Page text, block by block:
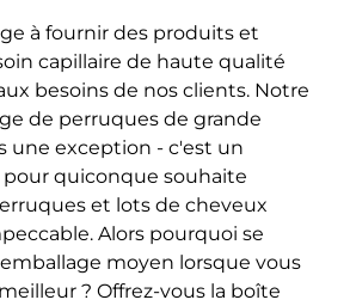
à fournir des produits et
capillaire de haute qualité
besoins de nos clients. Notre
de perruques de grande
une exception - c'est un
quiconque souhaite
et lots de cheveux
Alors pourquoi se
moyen lorsque vous
? Offrez-vous la boîte